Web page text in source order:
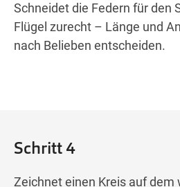
Schneidet die Federn für den
Flügel zurecht – Länge und
nach Belieben entscheiden.
Schritt 4
Zeichnet einen Kreis auf dem